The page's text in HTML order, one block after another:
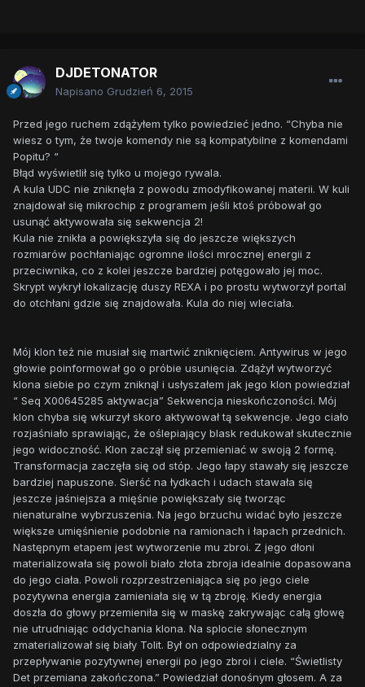
DJDETONATOR
Napisano Grudzień 6, 2015
Przed jego ruchem zdążyłem tylko powiedzieć jedno. “Chyba nie
wiesz o tym, że twoje komendy nie są kompatybilne z komendami
Popitu? “
Błąd wyświetlił się tylko u mojego rywala.
A kula UDC nie zniknęła z powodu zmodyfikowanej materii. W kuli
znajdował się mikrochip z programem jeśli ktoś próbował go
usunąć aktywowała się sekwencja 2!
Kula nie znikła a powiększyła się do jeszcze większych
rozmiarów pochłaniając ogromne ilości mrocznej energii z
przeciwnika, co z kolei jeszcze bardziej potęgowało jej moc.
Skrypt wykrył lokalizację duszy REXA i po prostu wytworzył portal
do otchłani gdzie się znajdowała. Kula do niej wleciała.
Mój klon też nie musiał się martwić zniknięciem. Antywirus w jego
głowie poinformował go o próbie usunięcia. Zdążył wytworzyć
klona siebie po czym zniknąl i usłyszałem jak jego klon powiedział
“ Seq X00645285 aktywacja” Sekwencja nieskończoności. Mój
klon chyba się wkurzył skoro aktywował tą sekwencje. Jego ciało
rozjaśniało sprawiając, że oślepiający blask redukował skutecznie
jego widoczność. Klon zaczął się przemieniać w swoją 2 formę.
Transformacja zaczęła się od stóp. Jego łapy stawały się jeszcze
bardziej napuszone. Sierść na łydkach i udach stawała się
jeszcze jaśniejsza a mięśnie powiększały się tworząc
nienaturalne wybrzuszenia. Na jego brzuchu widać było jeszcze
większe umięśnienie podobnie na ramionach i łapach przednich.
Następnym etapem jest wytworzenie mu zbroi. Z jego dłoni
materializowała się powoli biało złota zbroja idealnie dopasowana
do jego ciała. Powoli rozprzestrzeniająca się po jego ciele
pozytywna energia zamieniała się w tą zbroję. Kiedy energia
doszła do głowy przemieniła się w maskę zakrywając całą głowę
nie utrudniając oddychania klona. Na splocie słonecznym
zmaterializował się biały Tolit. Był on odpowiedzialny za
przepływanie pozytywnej energii po jego zbroi i ciele. “Świetlisty
Det przemiana zakończona.” Powiedział donośnym głosem. A za